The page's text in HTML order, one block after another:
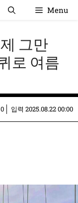
Menu
그만
로 여름
입력 2025.08.22 00:00